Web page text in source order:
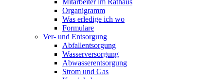
Mitarbeiter im Rathaus
Organigramm
Was erledige ich wo
Formulare
Ver- und Entsorgung
Abfallentsorgung
Wasserversorgung
Abwasserentsorgung
Strom und Gas